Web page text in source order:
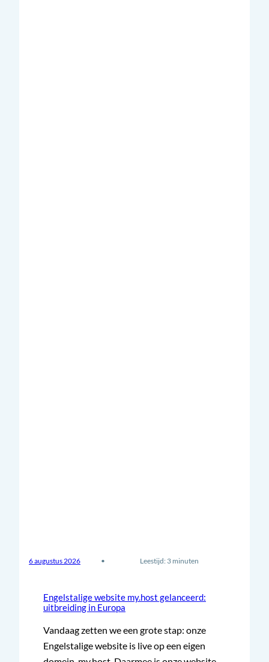
6 augustus 2026 • Leestijd: 3 minuten
Engelstalige website my.host gelanceerd:
uitbreiding in Europa
Vandaag zetten we een grote stap: onze
Engelstalige website is live op een eigen